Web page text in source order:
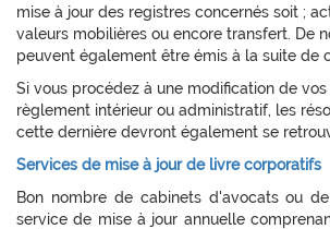
mise à jour des registres concernés soit ;
valeurs mobilières ou encore transfert. De
peuvent également être émis à la suite de
Si vous procédez à une modification de
règlement intérieur ou administratif, les
cette dernière devront également se
Services de mise à jour de livre corporatifs
Bon nombre de cabinets d'avocats ou
service de mise à jour annuelle